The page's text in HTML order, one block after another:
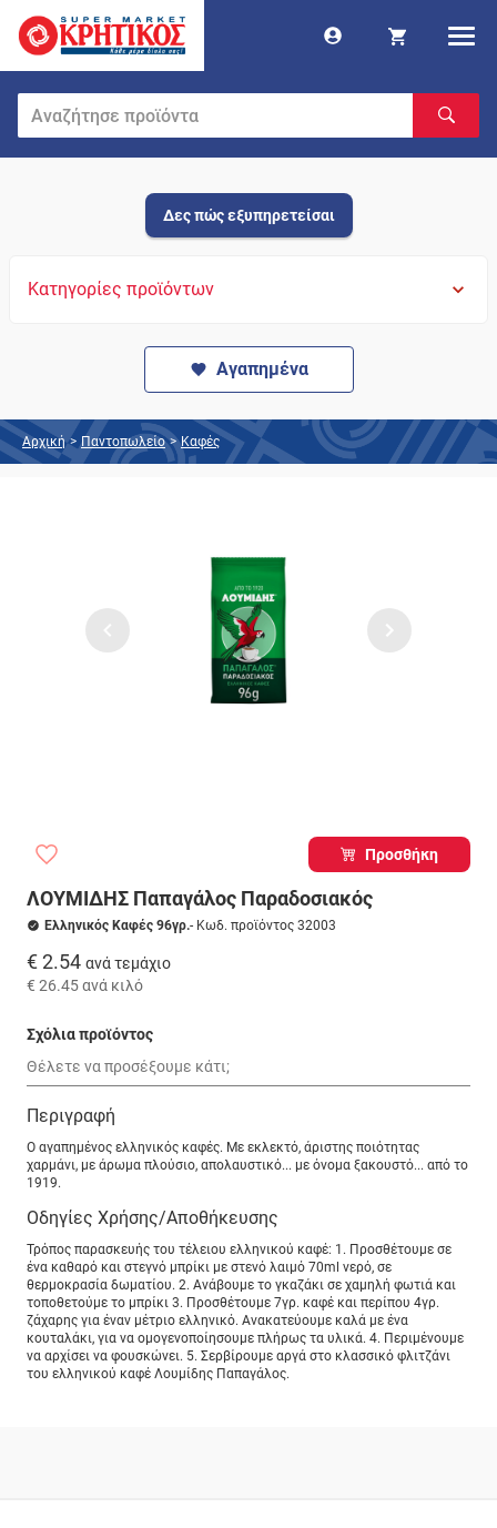
Δες πώς εξυπηρετείσαι
Κατηγορίες προϊόντων
Αγαπημένα
Αρχική > Παντοπωλείο > Καφές
Προσθήκη
ΛΟΥΜΙΔΗΣ Παπαγάλος Παραδοσιακός
Ελληνικός Καφές 96γρ.- Κωδ. προϊόντος 32003
€ 2.54 ανά τεμάχιο
€ 26.45ανά κιλό
Σχόλια προϊόντος
Περιγραφή
Ο αγαπημένος ελληνικός καφές. Με εκλεκτό, άριστης ποιότητας
χαρμάνι, με άρωμα πλούσιο, απολαυστικό... με όνομα ξακουστό... από το
1919.
Οδηγίες Χρήσης/Αποθήκευσης
Τρόπος παρασκευής του τέλειου ελληνικού καφέ: 1. Προσθέτουμε σε
ένα καθαρό και στεγνό μπρίκι με στενό λαιμό 70ml νερό, σε
θερμοκρασία δωματίου. 2. Ανάβουμε το γκαζάκι σε χαμηλή φωτιά και
τοποθετούμε το μπρίκι 3. Προσθέτουμε 7γρ. καφέ και περίπου 4γρ.
ζάχαρης για έναν μέτριο ελληνικό. Ανακατεύουμε καλά με ένα
κουταλάκι, για να ομογενοποίησουμε πλήρως τα υλικά. 4. Περιμένουμε
να αρχίσει να φουσκώνει. 5. Σερβίρουμε αργά στο κλασσικό φλιτζάνι
του ελληνικού καφέ Λουμίδης Παπαγάλος.